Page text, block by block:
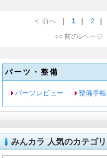
< 前へ ｜ 1 ｜ 2 ｜
<< 前の5ページ
パーツ・整備
パーツレビュー 整備手帳
みんカラ 人気のカテゴリ